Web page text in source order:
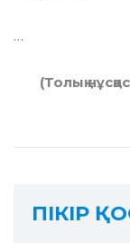
…
(Толық
ПІКІР